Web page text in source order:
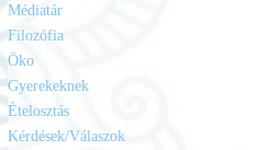
Médiatár
Filozófia
Öko
Gyerekeknek
Ételosztás
Kérdések/Válaszok